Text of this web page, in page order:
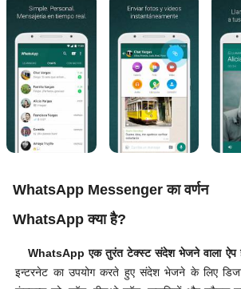
WhatsApp Messenger का वर्णन
WhatsApp क्या है?
WhatsApp एक तुरंत टेक्स्ट संदेश भेजने वाला ऐप
इन्टरनेट का उपयोग करते हुए संदेश भेजने के लिए